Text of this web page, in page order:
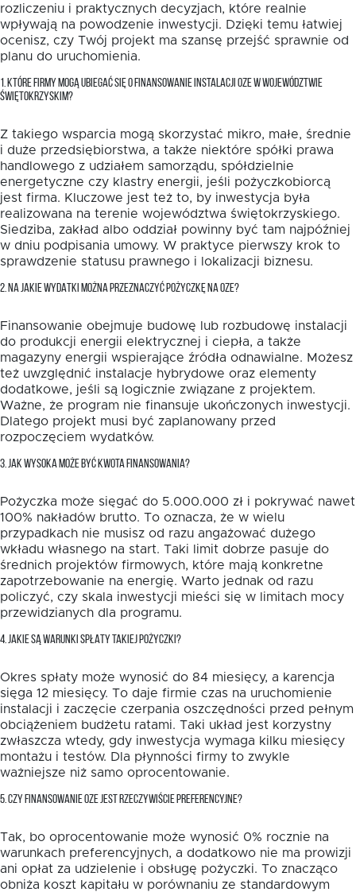
rozliczeniu i praktycznych decyzjach, które realnie
wpływają na powodzenie inwestycji. Dzięki temu łatwiej
ocenisz, czy Twój projekt ma szansę przejść sprawnie od
planu do uruchomienia.
1. KTÓRE FIRMY MOGĄ UBIEGAĆ SIĘ O FINANSOWANIE INSTALACJI OZE W WOJEWÓDZTWIE
ŚWIĘTOKRZYSKIM?
Z takiego wsparcia mogą skorzystać mikro, małe, średnie
i duże przedsiębiorstwa, a także niektóre spółki prawa
handlowego z udziałem samorządu, spółdzielnie
energetyczne czy klastry energii, jeśli pożyczkobiorcą
jest firma. Kluczowe jest też to, by inwestycja była
realizowana na terenie województwa świętokrzyskiego.
Siedziba, zakład albo oddział powinny być tam najpóźniej
w dniu podpisania umowy. W praktyce pierwszy krok to
sprawdzenie statusu prawnego i lokalizacji biznesu.
2. NA JAKIE WYDATKI MOŻNA PRZEZNACZYĆ POŻYCZKĘ NA OZE?
Finansowanie obejmuje budowę lub rozbudowę instalacji
do produkcji energii elektrycznej i ciepła, a także
magazyny energii wspierające źródła odnawialne. Możesz
też uwzględnić instalacje hybrydowe oraz elementy
dodatkowe, jeśli są logicznie związane z projektem.
Ważne, że program nie finansuje ukończonych inwestycji.
Dlatego projekt musi być zaplanowany przed
rozpoczęciem wydatków.
3. JAK WYSOKA MOŻE BYĆ KWOTA FINANSOWANIA?
Pożyczka może sięgać do 5.000.000 zł i pokrywać nawet
100% nakładów brutto. To oznacza, że w wielu
przypadkach nie musisz od razu angażować dużego
wkładu własnego na start. Taki limit dobrze pasuje do
średnich projektów firmowych, które mają konkretne
zapotrzebowanie na energię. Warto jednak od razu
policzyć, czy skala inwestycji mieści się w limitach mocy
przewidzianych dla programu.
4. JAKIE SĄ WARUNKI SPŁATY TAKIEJ POŻYCZKI?
Okres spłaty może wynosić do 84 miesięcy, a karencja
sięga 12 miesięcy. To daje firmie czas na uruchomienie
instalacji i zaczęcie czerpania oszczędności przed pełnym
obciążeniem budżetu ratami. Taki układ jest korzystny
zwłaszcza wtedy, gdy inwestycja wymaga kilku miesięcy
montażu i testów. Dla płynności firmy to zwykle
ważniejsze niż samo oprocentowanie.
5. CZY FINANSOWANIE OZE JEST RZECZYWIŚCIE PREFERENCYJNE?
Tak, bo oprocentowanie może wynosić 0% rocznie na
warunkach preferencyjnych, a dodatkowo nie ma prowizji
ani opłat za udzielenie i obsługę pożyczki. To znacząco
obniża koszt kapitału w porównaniu ze standardowym